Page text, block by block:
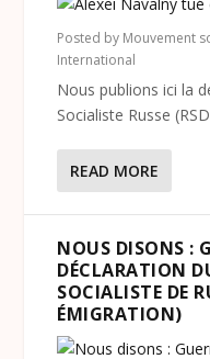
Posted by Mouvement
International
Nous publions ici la
Socialiste Russe
READ MORE
NOUS DISONS :
DÉCLARATION
SOCIALISTE DE
ÉMIGRATION)